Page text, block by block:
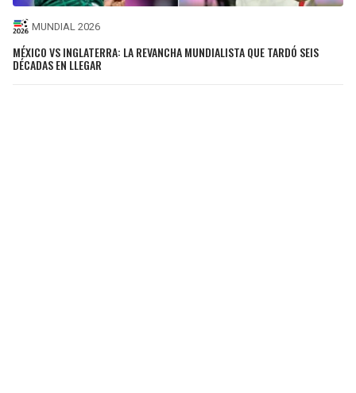
MUNDIAL 2026
MÉXICO VS INGLATERRA: LA REVANCHA MUNDIALISTA QUE TARDÓ SEIS
DÉCADAS EN LLEGAR